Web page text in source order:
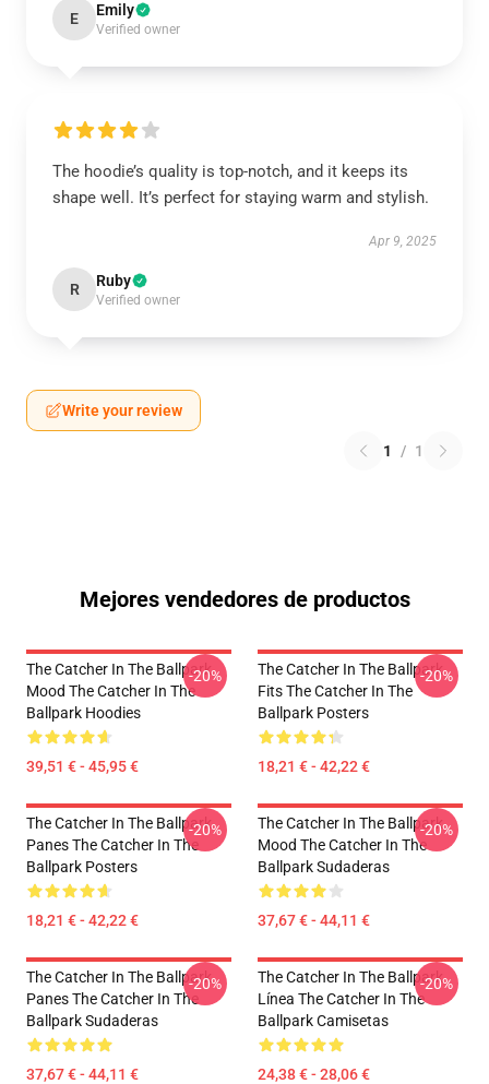
E Emily
Verified owner
The hoodie’s quality is top-notch, and it keeps its
shape well. It’s perfect for staying warm and stylish.
Apr 9, 2025
R Ruby
Verified owner
Write your review
1 / 1
Mejores vendedores de productos
The Catcher In The Ballpark
Mood The Catcher In The
Ballpark Hoodies
39,51 € - 45,95 €
-20%
The Catcher In The Ballpark
Fits The Catcher In The
Ballpark Posters
18,21 € - 42,22 €
-20%
The Catcher In The Ballpark
Panes The Catcher In The
Ballpark Posters
18,21 € - 42,22 €
-20%
The Catcher In The Ballpark
Mood The Catcher In The
Ballpark Sudaderas
37,67 € - 44,11 €
-20%
The Catcher In The Ballpark
Panes The Catcher In The
Ballpark Sudaderas
37,67 € - 44,11 €
-20%
The Catcher In The Ballpark
Línea The Catcher In The
Ballpark Camisetas
24,38 € - 28,06 €
-20%